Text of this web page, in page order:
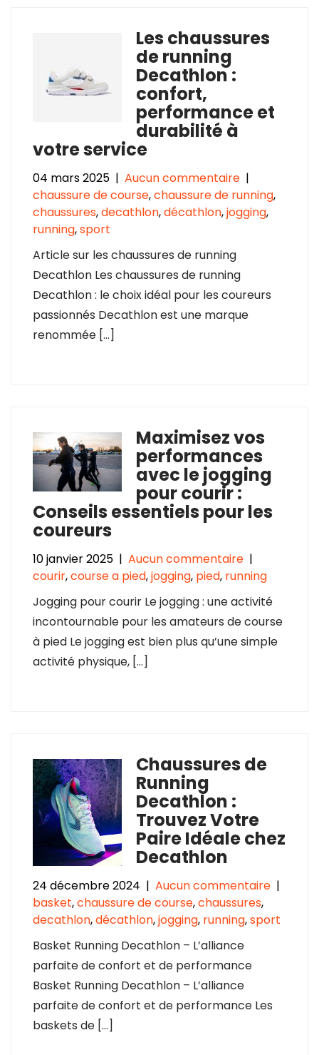
Les chaussures
de running
Decathlon :
confort,
performance et
durabilité à
votre service
04 mars 2025 | Aucun commentaire |
chaussure de course,chaussure de running,
chaussures,decathlon,décathlon,jogging,
running,sport
Article sur les chaussures de running
Decathlon Les chaussures de running
Decathlon : le choix idéal pour les coureurs
passionnés Decathlon est une marque
renommée […]
Maximisez vos
performances
avec le jogging
pour courir :
Conseils essentiels pour les
coureurs
10 janvier 2025 | Aucun commentaire |
courir,course a pied,jogging, pied, running
Jogging pour courir Le jogging : une activité
incontournable pour les amateurs de course
à pied Le jogging est bien plus qu’une simple
activité physique, […]
Chaussures de
Running
Decathlon :
Trouvez Votre
Paire Idéale chez
Decathlon
24 décembre 2024 | Aucun commentaire |
basket,chaussure de course,chaussures,
decathlon,décathlon,jogging, running,sport
Basket Running Decathlon – L’alliance
parfaite de confort et de performance
Basket Running Decathlon – L’alliance
parfaite de confort et de performance Les
baskets de […]